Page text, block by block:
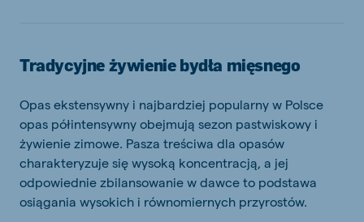
Tradycyjne żywienie bydła mięsnego
Opas ekstensywny i najbardziej popularny w Polsce
opas półintensywny obejmują sezon pastwiskowy i
żywienie zimowe. Pasza treściwa dla opasów
charakteryzuje się wysoką koncentracją, a jej
odpowiednie zbilansowanie w dawce to podstawa
osiągania wysokich i równomiernych przyrostów.